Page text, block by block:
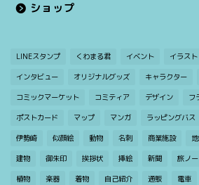
ショップ
LINEスタンプ くわまる君 イベント イラスト
インタビュー オリジナルグッズ キャラクター
コミックマーケット コミティア デザイン フ
ポストカード マップ マンガ ラッピングバス
伊勢崎 似顔絵 動物 名刺 商業施設
建物 御朱印 挨拶状 挿絵 新聞 旅ノ
植物 楽器 着物 自己紹介 通販 電車